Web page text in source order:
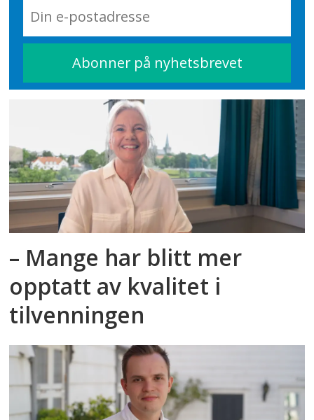
– Mange har blitt mer
opptatt av kvalitet i
tilvenningen